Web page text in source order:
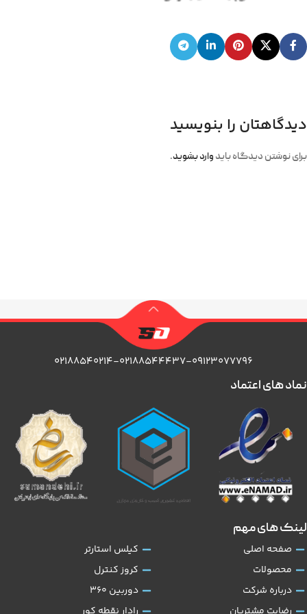
دیدگاهتان را بنویسید
برای نوشتن دیدگاه باید وارد بشوید.
۰۲۱۸۸۵۴۰۲۱۴-۰۲۱۸۸۵۴۴۴۳۷-۰۹۱۲۳۰۷۷۷۹۶
لینک های مهم
صفحه اصلی
محصولات
درباره شرکت
کیلس استارتر
کروز کنترل
دوربین 360
نماد های اعتماد